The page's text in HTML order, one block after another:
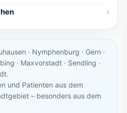
· Nymphenburg · Gern ·
· Maxvorstadt · Sendling ·
und Patienten aus dem
– besonders aus dem